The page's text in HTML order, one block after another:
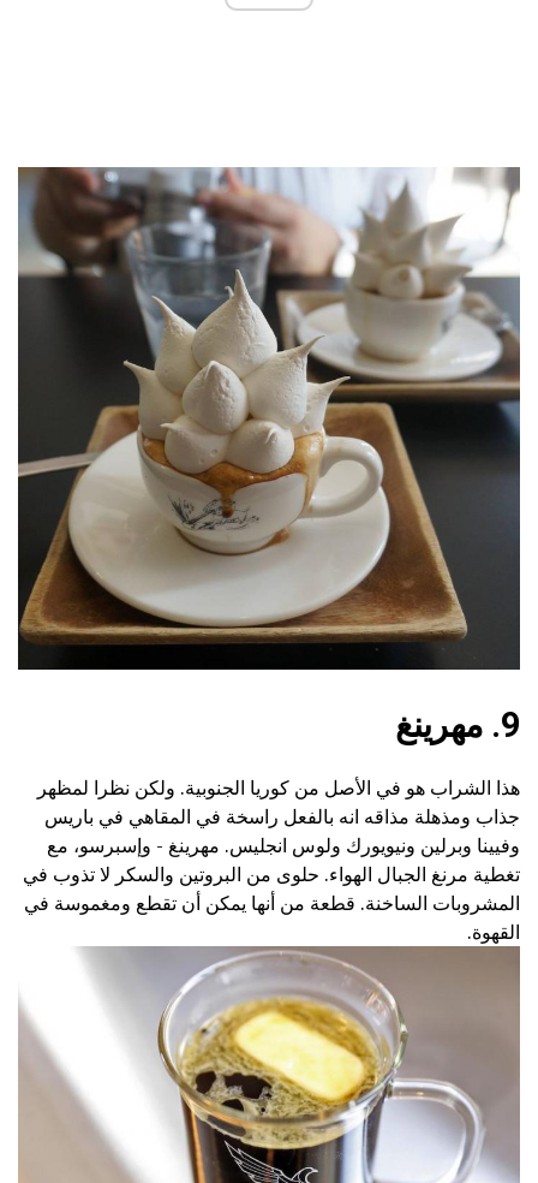
9. مهرينغ
هذا الشراب هو في الأصل من كوريا الجنوبية. ولكن نظرا لمظهر
جذاب ومذهلة مذاقه انه بالفعل راسخة في المقاهي في باريس
وفيينا وبرلين ونيويورك ولوس انجليس. مهرينغ - وإسبرسو، مع
تغطية مرنغ الجبال الهواء. حلوى من البروتين والسكر لا تذوب في
المشروبات الساخنة. قطعة من أنها يمكن أن تقطع ومغموسة في
القهوة.